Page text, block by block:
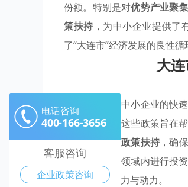
份额。特别是对优势产业聚集
策扶持 ，为中小企业提供
了“大连市”经济发展的良性
大
大连市为推动中小企业的快
新等多方面。这些政策旨在
企业提供惠企政策扶持 ，确
鼓励企业在该领域内进行投
经济带来了活力与动力。
电话咨询
400-166-3656
客服咨询
企业政策咨询